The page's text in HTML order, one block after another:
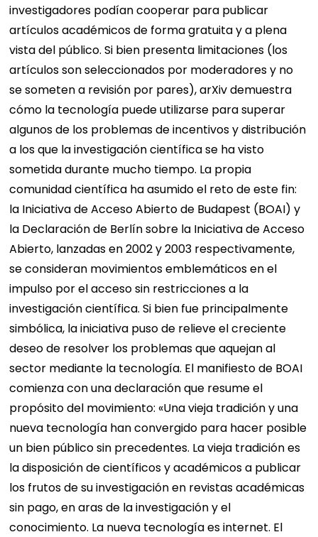
investigadores podían cooperar para publicar
artículos académicos de forma gratuita y a plena
vista del público. Si bien presenta limitaciones (los
artículos son seleccionados por moderadores y no
se someten a revisión por pares), arXiv demuestra
cómo la tecnología puede utilizarse para superar
algunos de los problemas de incentivos y distribución
a los que la investigación científica se ha visto
sometida durante mucho tiempo. La propia
comunidad científica ha asumido el reto de este fin:
la Iniciativa de Acceso Abierto de Budapest (BOAI) y
la Declaración de Berlín sobre la Iniciativa de Acceso
Abierto, lanzadas en 2002 y 2003 respectivamente,
se consideran movimientos emblemáticos en el
impulso por el acceso sin restricciones a la
investigación científica. Si bien fue principalmente
simbólica, la iniciativa puso de relieve el creciente
deseo de resolver los problemas que aquejan al
sector mediante la tecnología. El manifiesto de BOAI
comienza con una declaración que resume el
propósito del movimiento: «Una vieja tradición y una
nueva tecnología han convergido para hacer posible
un bien público sin precedentes. La vieja tradición es
la disposición de científicos y académicos a publicar
los frutos de su investigación en revistas académicas
sin pago, en aras de la investigación y el
conocimiento. La nueva tecnología es internet. El